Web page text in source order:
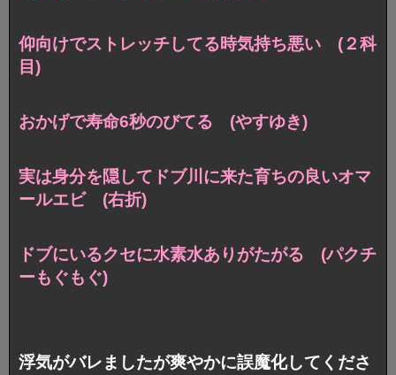
仰向けでストレッチしてる時気持ち悪い (２科
目)
おかげで寿命6秒のびてる (やすゆき)
実は身分を隠してドブ川に来た育ちの良いオマ
ールエビ (右折)
ドブにいるクセに水素水ありがたがる (パクチ
ーもぐもぐ)
浮気がバレましたが爽やかに誤魔化してくださ